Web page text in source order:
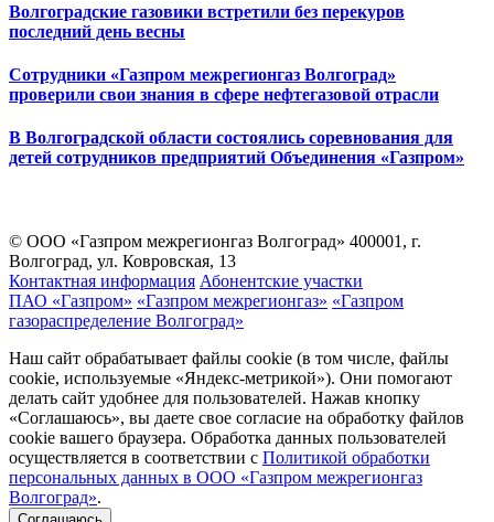
Волгоградские газовики встретили без перекуров
последний день весны
Сотрудники «Газпром межрегионгаз Волгоград»
проверили свои знания в сфере нефтегазовой отрасли
В Волгоградской области состоялись соревнования для
детей сотрудников предприятий Объединения «Газпром»
© ООО «Газпром межрегионгаз Волгоград» 400001, г.
Волгоград, ул. Ковровская, 13
Контактная информация Абонентские участки
ПАО «Газпром» «Газпром межрегионгаз» «Газпром
газораспределение Волгоград»
Наш сайт обрабатывает файлы cookie (в том числе, файлы
cookie, используемые «Яндекс-метрикой»). Они помогают
делать сайт удобнее для пользователей. Нажав кнопку
«Соглашаюсь», вы даете свое согласие на обработку файлов
cookie вашего браузера. Обработка данных пользователей
осуществляется в соответствии с Политикой обработки
персональных данных в ООО «Газпром межрегионгаз
Волгоград».